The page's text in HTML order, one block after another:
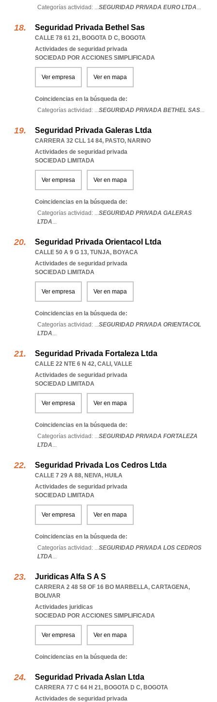
Categorías actividad: ...SEGURIDAD PRIVADA EURO LTDA...
Seguridad Privada Bethel Sas
CALLE 78 61 21, BOGOTA D C, BOGOTA
Actividades de seguridad privada
SOCIEDAD POR ACCIONES SIMPLIFICADA
Ver empresa Ver en mapa
Coincidencias en la búsqueda de:
Categorías actividad: ...SEGURIDAD PRIVADA BETHEL SAS...
Seguridad Privada Galeras Ltda
CARRERA 32 CLL 14 84, PASTO, NARINO
Actividades de seguridad privada
SOCIEDAD LIMITADA
Ver empresa Ver en mapa
Coincidencias en la búsqueda de:
Categorías actividad: ...SEGURIDAD PRIVADA GALERAS
LTDA...
Seguridad Privada Orientacol Ltda
CALLE 50 A 9 G 13, TUNJA, BOYACA
Actividades de seguridad privada
SOCIEDAD LIMITADA
Ver empresa Ver en mapa
Coincidencias en la búsqueda de:
Categorías actividad: ...SEGURIDAD PRIVADA ORIENTACOL
LTDA...
Seguridad Privada Fortaleza Ltda
CALLE 22 NTE 6 N 42, CALI , VALLE
Actividades de seguridad privada
SOCIEDAD LIMITADA
Ver empresa Ver en mapa
Coincidencias en la búsqueda de:
Categorías actividad: ...SEGURIDAD PRIVADA FORTALEZA
LTDA...
Seguridad Privada Los Cedros Ltda
CALLE 7 29 A 88, NEIVA, HUILA
Actividades de seguridad privada
SOCIEDAD LIMITADA
Ver empresa Ver en mapa
Coincidencias en la búsqueda de:
Categorías actividad: ...SEGURIDAD PRIVADA LOS CEDROS
LTDA...
Juridicas Alfa S A S
CARRERA 2 48 58 OF 16 BO MARBELLA, CARTAGENA,
BOLIVAR
Actividades juridicas
SOCIEDAD POR ACCIONES SIMPLIFICADA
Ver empresa Ver en mapa
Coincidencias en la búsqueda de:
Seguridad Privada Aslan Ltda
CARRERA 77 C 64 H 21, BOGOTA D C, BOGOTA
Actividades de seguridad privada